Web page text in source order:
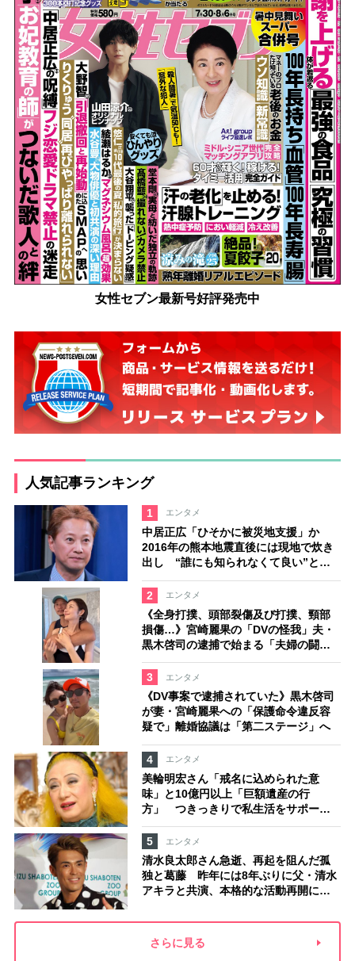
女性セブン最新号好評発売中
人気記事ランキング
1 エンタメ
中居正広「ひそかに被災地支援」か
2016年の熊本地震直後には現地で炊き
出し “誰にも知られなくて良い”と、
2
エンタメ
《全身打撲、頭部裂傷及び打撲、頸部
損傷…》宮崎麗果の「DVの怪我」夫・
黒木啓司の逮捕で始まる「夫婦の闘
争」
3
エンタメ
《DV事案で逮捕されていた》黒木啓司
が妻・宮崎麗果への「保護命令違反容
疑で」離婚協議は「第二ステージ」へ
4 エンタメ
美輪明宏さん「戒名に込められた意
味」と10億円以上「巨額遺産の行
方」 つきっきりで私生活をサポート
していた元俳優が相続か
5
エンタメ
清水良太郎さん急逝、再起を阻んだ孤
独と葛藤 昨年には8年ぶりに父・清水
アキラと共演、本格的な活動再開に向
「不安定なところ」
さらに見る